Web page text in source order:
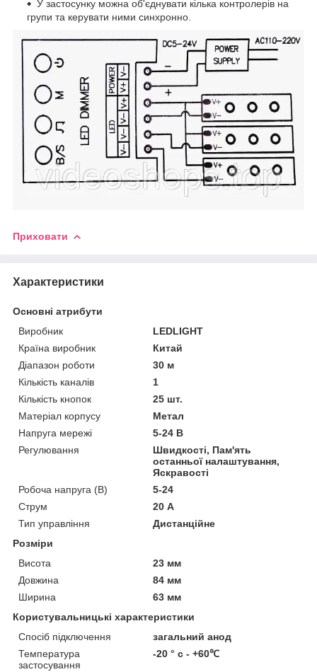
У застосунку можна об'єднувати кілька контролерів на
групи та керувати ними синхронно.
Приховати
Характеристики
Основні атрибути
Виробник
LEDLIGHT
Країна виробник
Китай
Діапазон роботи
30 м
Кількість каналів
1
Кількість кнопок
25 шт.
Матеріал корпусу
Метал
Напруга мережі
5-24 В
Регулювання
Швидкості, Пам'ять
останньої налаштування,
Яскравості
Робоча напруга (В)
5-24
Струм
20 А
Тип управління
Дистанційне
Розміри
Висота
23 мм
Довжина
84 мм
Ширина
63 мм
Користувальницькі характеристики
Спосіб підключення
загальний анод
Температура
застосування
-20 ° с - +60℃